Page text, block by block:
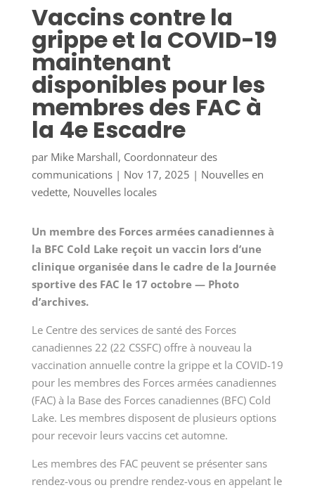
Vaccins contre la
grippe et la COVID-19
maintenant
disponibles pour les
membres des FAC à
la 4e Escadre
par Mike Marshall, Coordonnateur des
communications| Nov 17, 2025 | Nouvelles en
vedette, Nouvelles locales
Un membre des Forces armées canadiennes à
la BFC Cold Lake reçoit un vaccin lors d’une
clinique organisée dans le cadre de la Journée
sportive des FAC le 17 octobre — Photo
d’archives.
Le Centre des services de santé des Forces
canadiennes 22 (22 CSSFC) offre à nouveau la
vaccination annuelle contre la grippe et la COVID-19
pour les membres des Forces armées canadiennes
(FAC) à la Base des Forces canadiennes (BFC) Cold
Lake. Les membres disposent de plusieurs options
pour recevoir leurs vaccins cet automne.
Les membres des FAC peuvent se présenter sans
rendez-vous ou prendre rendez-vous en appelant le